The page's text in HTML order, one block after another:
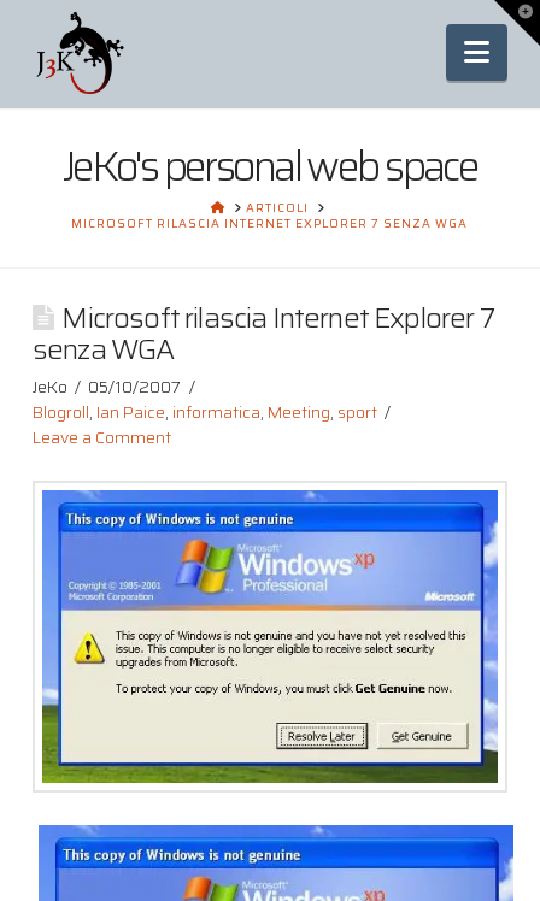
JeKo's personal web space
HOMEARTICOLI
MICROSOFT RILASCIA INTERNET EXPLORER 7 SENZA WGA
Microsoft rilascia Internet Explorer 7
senza WGA
JeKo
05/10/2007
Blogroll, Ian Paice, informatica, Meeting, sport
Leave a Comment